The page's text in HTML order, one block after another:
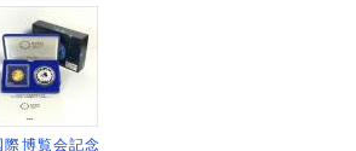
際博覧会記念